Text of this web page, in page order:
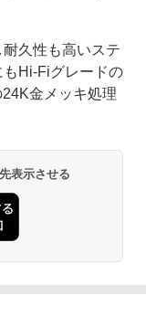
久性も高いステ
Hi-Fiグレードの
金メッキ処理
表示させる